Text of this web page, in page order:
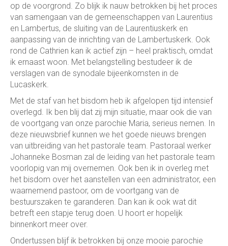
op de voorgrond. Zo blijk ik nauw betrokken bij het proces
van samengaan van de gemeenschappen van Laurentius
en Lambertus, de sluiting van de Laurentiuskerk en
aanpassing van de inrichting van de Lambertuskerk. Ook
rond de Cathrien kan ik actief zijn – heel praktisch, omdat
ik ernaast woon. Met belangstelling bestudeer ik de
verslagen van de synodale bijeenkomsten in de
Lucaskerk.
Met de staf van het bisdom heb ik afgelopen tijd intensief
overlegd. Ik ben blij dat zij mijn situatie, maar ook die van
de voortgang van onze parochie Maria, serieus nemen. In
deze nieuwsbrief kunnen we het goede nieuws brengen
van uitbreiding van het pastorale team. Pastoraal werker
Johanneke Bosman zal de leiding van het pastorale team
voorlopig van mij overnemen. Ook ben ik in overleg met
het bisdom over het aanstellen van een administrator, een
waarnemend pastoor, om de voortgang van de
bestuurszaken te garanderen. Dan kan ik ook wat dit
betreft een stapje terug doen. U hoort er hopelijk
binnenkort meer over.
Ondertussen blijf ik betrokken bij onze mooie parochie